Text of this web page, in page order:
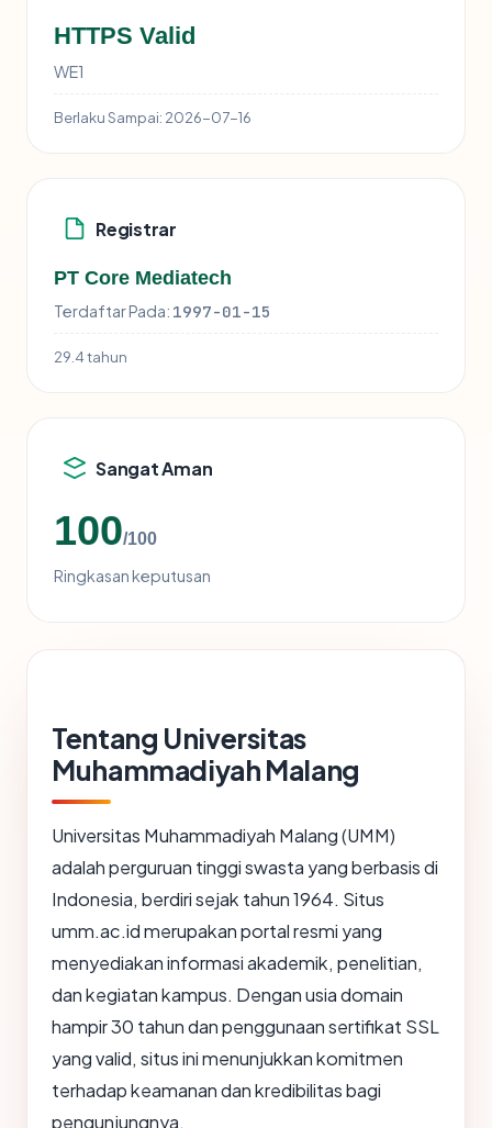
HTTPS Valid
WE1
Berlaku Sampai: 2026-07-16
Registrar
PT Core Mediatech
Terdaftar Pada: 1997-01-15
29.4 tahun
Sangat Aman
100/100
Ringkasan keputusan
Tentang Universitas
Muhammadiyah Malang
Universitas Muhammadiyah Malang (UMM)
adalah perguruan tinggi swasta yang berbasis di
Indonesia, berdiri sejak tahun 1964. Situs
umm.ac.id merupakan portal resmi yang
menyediakan informasi akademik, penelitian,
dan kegiatan kampus. Dengan usia domain
hampir 30 tahun dan penggunaan sertifikat SSL
yang valid, situs ini menunjukkan komitmen
terhadap keamanan dan kredibilitas bagi
pengunjungnya.